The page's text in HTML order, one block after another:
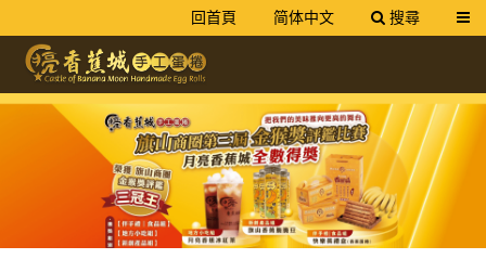
網友旗山美食推薦｜手工蛋捲禮盒
回首頁 简体中文 搜尋